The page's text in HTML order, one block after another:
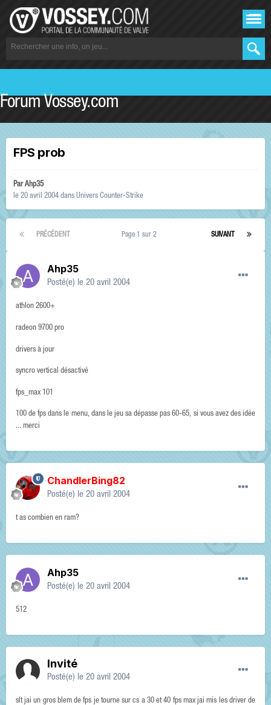
Forum Vossey.com
FPS prob
ParAhp35
le 20 avril 2004 dans Univers Counter-Strike
PRÉCÉDENT SUIVANT
Page 1 sur 2
Ahp35
Posté(e) le 20 avril 2004
athlon 2600+
radeon 9700 pro
drivers à jour
syncro vertical désactivé
fps_max 101
100 de fps dans le menu, dans le jeu sa dépasse pas 60-65, si vous avez des idée
... merci
ChandlerBing82
Posté(e) le 20 avril 2004
t as combien en ram?
Ahp35
Posté(e) le 20 avril 2004
512
Invité
Posté(e) le 20 avril 2004
slt jai un gros blem de fps je tourne sur cs a 30 et 40 fps max jai mis les driver de